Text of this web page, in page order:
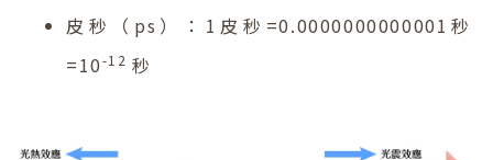
皮秒（ps）：1皮秒=0.0000000000001秒
=10-12秒